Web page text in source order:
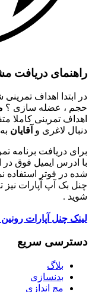
راهنمای دریافت
در ابتدا اهداف
حجم ، عضله سازی ؟
اهداف تمرینی
دنبال لاغری و آقایان
برای دریافت برنامه
با ادرس ایمیل فوق در
شده در فوتر استفاده
چنل بک آپ آپارات
شوید .
لینک چنل آپارات رونین
دسترسی سریع
بلاگ
بدنسازی
مچ اندازی